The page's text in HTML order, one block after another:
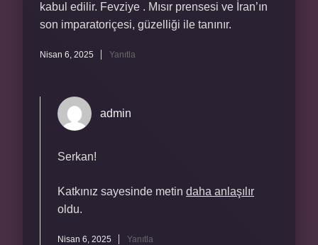
kabul edilir. Fevziye . Mısır prensesi ve İran’ın
son imparatoriçesi, güzelliği ile tanınır.
Nisan 6, 2025 Yanıtla
admin
Serkan!
Katkınız sayesinde metin daha anlaşılır
oldu.
Nisan 6, 2025 Yanıtla